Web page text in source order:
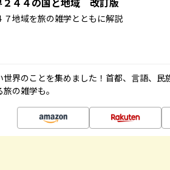
７地域を旅の雑学とともに解説
世界のことを集めました！首都、言語、民
の雑学も。